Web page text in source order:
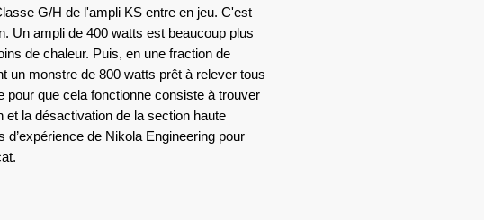
G/H de l'ampli KS entre en jeu. C'est
Un ampli de 400 watts est beaucoup plus
de chaleur. Puis, en une fraction de
un monstre de 800 watts prêt à relever tous
pour que cela fonctionne consiste à trouver
et la désactivation de la section haute
d’expérience de Nikola Engineering pour